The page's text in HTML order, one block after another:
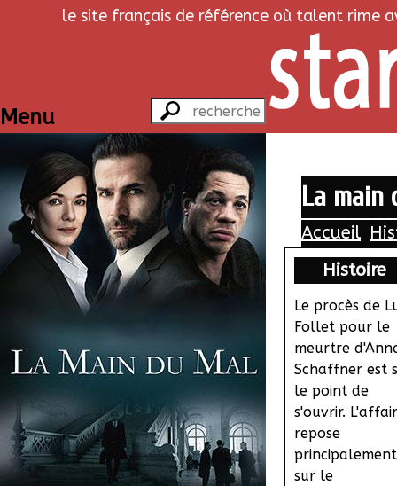
le site français de référence où talent rime
Menu
La main
Accueil
Histoire
Le procès de
Follet pour le
meurtre
Schaffner est
le point de
s'ouvrir.
repose
principalement
sur le